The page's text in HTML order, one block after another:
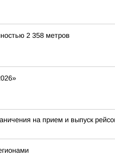
2 358 метров
на прием и выпуск